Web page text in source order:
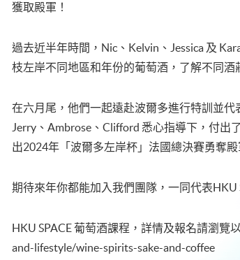
獲取殿軍！
過去近半年時間，Nic、Kelvin、Jessica 及
枝左岸不同地區和年份的葡萄酒，了解不同
在六月尾，他們一起遠赴波爾多進行特訓並代
Jerry、Ambrose、Clifford 悉心指導下，付出
出2024年「波爾多左岸杯」法國總決賽勇奪殿
期待來年你都能加入我們團隊，一同代表HKU
HKU SPACE 葡萄酒課程，詳情及報名請瀏
and-lifestyle/wine-spirits-sake-and-coffee